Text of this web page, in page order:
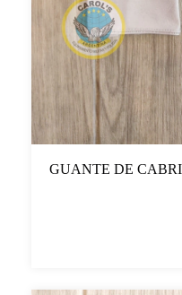
GUANTE DE